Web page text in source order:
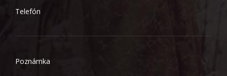
Telefón
Poznámka